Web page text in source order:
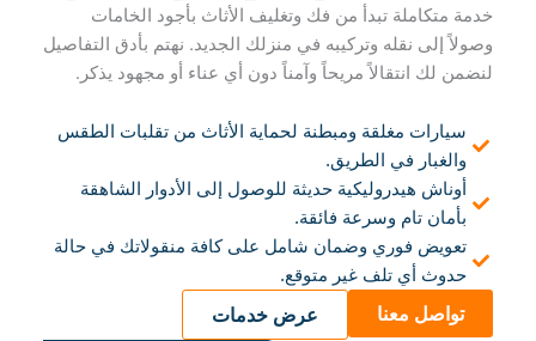
خدمة متكاملة تبدأ من فك وتغليف الأثاث بأجود الخامات
وصولاً إلى نقله وتركيبه في منزلك الجديد. نهتم بأدق التفاصيل
لنضمن لك انتقالاً مريحاً وآمناً دون أي عناء أو مجهود يذكر.
سيارات مغلقة ومبطنة لحماية الأثاث من تقلبات الطقس
والغبار في الطريق.
أوناش هيدروليكية حديثة للوصول إلى الأدوار الشاهقة
بأمان تام وسرعة فائقة.
تعويض فوري وضمان شامل على كافة منقولاتك في حالة
حدوث أي تلف غير متوقع.
تواصل معنا عرض خدمات